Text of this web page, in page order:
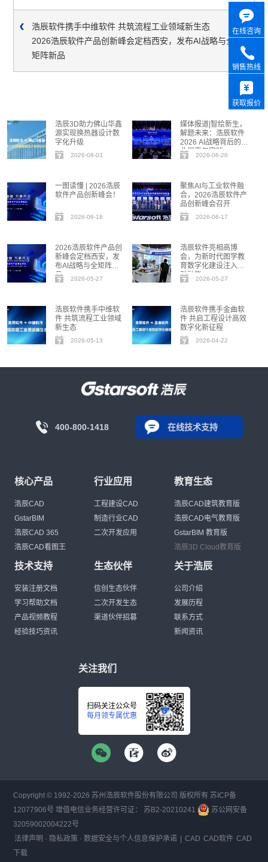
浩辰软件携手中维软件 共筑流程工业领域新生态
2026浩辰软件产品创新峰会定档西安，发布AI战略与全
矩阵新品
浩辰3D助力佛山华鑫
源实现换热器设计数
字化升级
2026-08-03
媒体报道|智绘新生，
解题未来：浩辰软件
2026 AI战略背后的行
业探索与实践
2026-06-26
一图读懂 | 2026浩辰
软件产品创新峰会！
2026-06-18
聚焦AI与工业软件融
合，2026浩辰软件产
品创新峰会召开
2026-06-17
2026浩辰软件产品创
新峰会定档西安，发
布AI战略与全矩阵新
品
2026-05-27
浩辰软件亮相高博
会，为新时代图学教
育数字化建设注入强
劲动能2026-05-27
浩辰软件携手中维软
件 共筑流程工业领域
新生态
2026-05-13
浩辰软件携手金曲软
件 共启工程设计高效
数字化新征程
2026-04-22
400-800-1418 在线技术支持
核心产品
浩辰CAD
GstarBIM
浩辰CAD 365
浩辰CAD看图王
行业应用
工程建设CAD
制造行业CAD
二次开发应用
教育生态
浩辰CAD建筑教育版
浩辰CAD电气教育版
GstarBIM 教育版
浩辰3D Cloud教育版
技术支持
安装注册文档
学习帮助文档
产品视频教程
经验技巧资讯
生态伙伴
信创生态伙伴
二次开发生态
渠道伙伴招募
关于浩辰
公司介绍
发展历程
联系方式
新闻资讯
关注我们
扫码关注公众号
每月领专属优惠
Copyright © 1992-2026 苏州浩辰软件股份有限公司 版权所有 苏ICP备
12077906号 增值电信业务经营许可证： 苏B2-20210241
苏公网安备
32059002004222号
法律声明 · 隐私政策 ·数据安全与个人信息保护承诺 CAD CAD软件 CAD
下载
在线咨询
销售热线
获取报价